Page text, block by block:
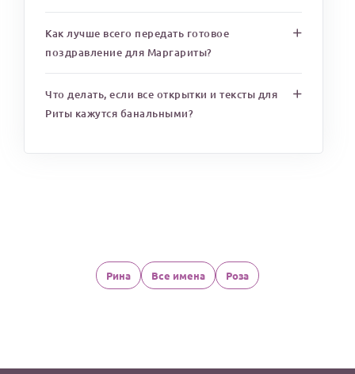
Как лучше всего передать готовое
поздравление для Маргариты?
Что делать, если все открытки и тексты для
Риты кажутся банальными?
Рина Все имена Роза